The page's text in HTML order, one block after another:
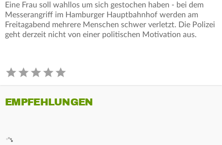
Eine Frau soll wahllos um sich gestochen haben - bei dem
Messerangriff im Hamburger Hauptbahnhof werden am
Freitagabend mehrere Menschen schwer verletzt. Die Polizei
geht derzeit nicht von einer politischen Motivation aus.
EMPFEHLUNGEN